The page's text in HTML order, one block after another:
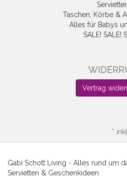
Taschen, Körbe &
Alles für Babys
SALE! SALE!
Vertrag
*
Gabi Schott Living - Alles rund um
Servietten & Geschenkideen